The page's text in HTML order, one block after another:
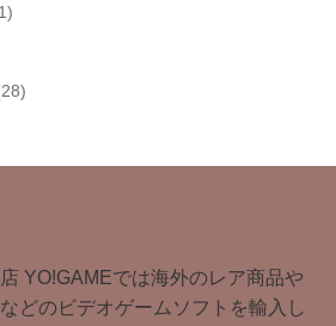
個
品
91
商
2828
商
YO!GAMEでは海外のレア商品や
どのビデオゲームソフトを輸入し